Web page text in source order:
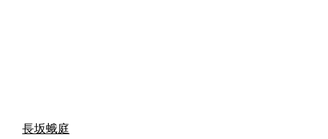
長坂蛾庭